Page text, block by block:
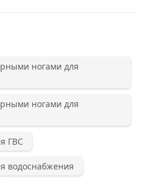
ногами для
ногами для
ГВС
водоснабжения